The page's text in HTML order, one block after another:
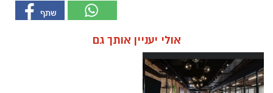
אולי יעניין אותך גם